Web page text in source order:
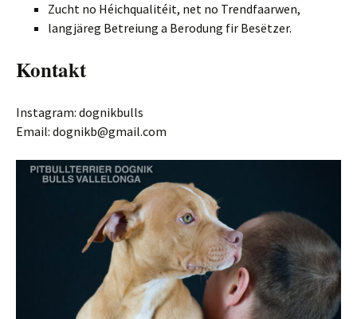
Zucht no Héichqualitéit, net no Trendfaarwen,
langjäreg Betreiung a Berodung fir Besëtzer.
Kontakt
Instagram: dognikbulls
Email: dognikb@gmail.com